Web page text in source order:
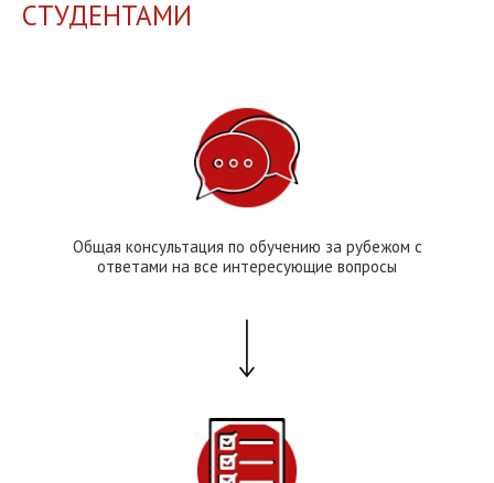
СТУДЕНТАМИ
Общая консультация по обучению за рубежом с
ответами на все интересующие вопросы